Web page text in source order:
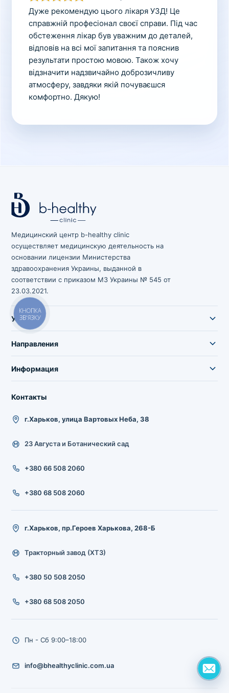
Дуже рекомендую цього лікаря УЗД! Це
справжній професіонал своєї справи. Під час
обстеження лікар був уважним до деталей,
відповів на всі мої запитання та пояснив
результати простою мовою. Також хочу
відзначити надзвичайно доброзичливу
атмосферу, завдяки якій почуваєшся
комфортно. Дякую!
Медицинский центр b-healthy clinic
осуществляет медицинскую деятельность на
основании лицензии Министерства
здравоохранения Украины, выданной в
соответствии с приказом МЗ Украины № 545 от
23.03.2021.
Услуги
Направления
Информация
Контакты
г.Харьков, улица Вартовых Неба, 38
23 Августа и Ботанический сад
+380 66 508 2060
+380 68 508 2060
г.Харьков, пр.Героев Харькова, 268-Б
Тракторный завод (ХТЗ)
+380 50 508 2050
+380 68 508 2050
Пн - Сб 9:00–18:00
info@bhealthyclinic.com.ua
КНОПКА
ЗВ'ЯЗКУ